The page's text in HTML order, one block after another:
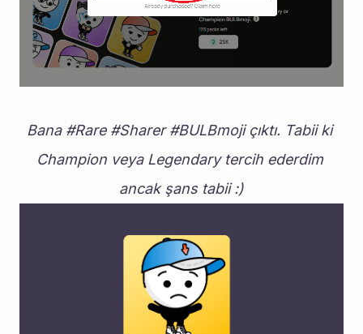
Bana #Rare #Sharer #BULBmoji çıktı. Tabii ki
Champion veya Legendary tercih ederdim
ancak şans tabii :)